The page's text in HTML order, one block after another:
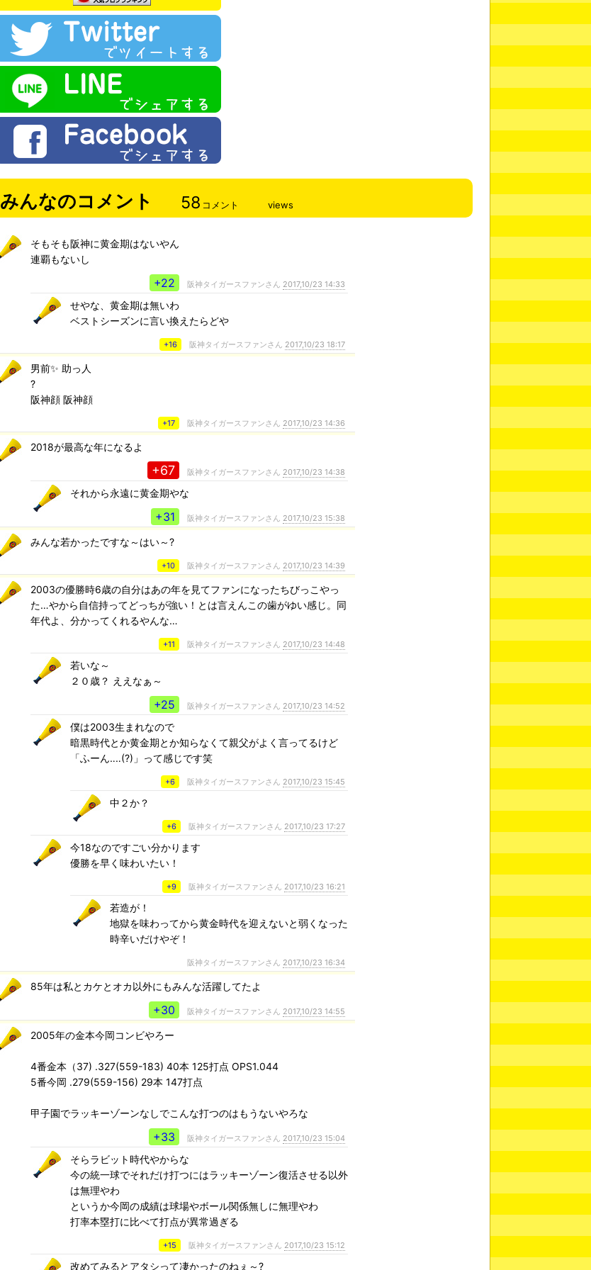
みんなのコメント 58 コメント views
そもそも阪神に黄金期はないやん
連覇もないし
+22 阪神タイガースファンさん 2017,10/23 14:33
せやな、黄金期は無いわ
ベストシーズンに言い換えたらどや
+16 阪神タイガースファンさん 2017,10/23 18:17
男前✨ 助っ人
?
阪神顔 阪神顔
+17 阪神タイガースファンさん 2017,10/23 14:36
2018が最高な年になるよ
+67 阪神タイガースファンさん 2017,10/23 14:38
それから永遠に黄金期やな
+31 阪神タイガースファンさん 2017,10/23 15:38
みんな若かったですな～はい～?
+10 阪神タイガースファンさん 2017,10/23 14:39
2003の優勝時6歳の自分はあの年を見てファンになったちびっこやっ
た…やから自信持ってどっちが強い！とは言えんこの歯がゆい感じ。同
年代よ、分かってくれるやんな…
+11 阪神タイガースファンさん 2017,10/23 14:48
若いな～
２０歳？ ええなぁ～
+25 阪神タイガースファンさん 2017,10/23 14:52
僕は2003生まれなので
暗黒時代とか黄金期とか知らなくて親父がよく言ってるけど
「ふーん‥‥(?)」って感じです笑
+6 阪神タイガースファンさん 2017,10/23 15:45
中２か？
+6 阪神タイガースファンさん 2017,10/23 17:27
今18なのですごい分かります
優勝を早く味わいたい！
+9 阪神タイガースファンさん 2017,10/23 16:21
若造が！
地獄を味わってから黄金時代を迎えないと弱くなった
時辛いだけやぞ！
阪神タイガースファンさん 2017,10/23 16:34
85年は私とカケとオカ以外にもみんな活躍してたよ
+30 阪神タイガースファンさん 2017,10/23 14:55
2005年の金本今岡コンビやろー
4番金本（37) .327(559-183) 40本 125打点 OPS1.044
5番今岡 .279(559-156) 29本 147打点
甲子園でラッキーゾーンなしでこんな打つのはもうないやろな
+33 阪神タイガースファンさん 2017,10/23 15:04
そらラビット時代やからな
今の統一球でそれだけ打つにはラッキーゾーン復活させる以外
は無理やわ
というか今岡の成績は球場やボール関係無しに無理やわ
打率本塁打に比べて打点が異常過ぎる
+15 阪神タイガースファンさん 2017,10/23 15:12
改めてみるとアタシって凄かったのねぇ～?